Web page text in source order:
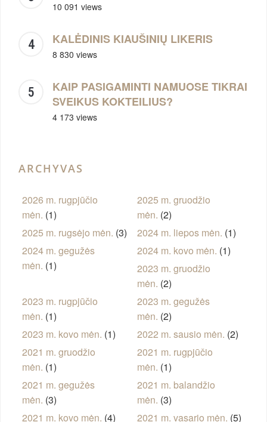
10 091 views
KALĖDINIS KIAUŠINIŲ LIKERIS
8 830 views
KAIP PASIGAMINTI NAMUOSE TIKRAI
SVEIKUS KOKTEILIUS?
4 173 views
ARCHYVAS
2026 m. rugpjūčio
mėn. (1)
2025 m. gruodžio
mėn. (2)
2025 m. rugsėjo mėn. (3) 2024 m. liepos mėn. (1)
2024 m. gegužės
mėn. (1)
2024 m. kovo mėn. (1)
2023 m. gruodžio
mėn. (2)
2023 m. rugpjūčio
mėn. (1)
2023 m. gegužės
mėn. (2)
2023 m. kovo mėn. (1) 2022 m. sausio mėn. (2)
2021 m. gruodžio
mėn. (1)
2021 m. rugpjūčio
mėn. (1)
2021 m. gegužės
mėn. (3)
2021 m. balandžio
mėn. (3)
2021 m. kovo mėn. (4) 2021 m. vasario mėn. (5)